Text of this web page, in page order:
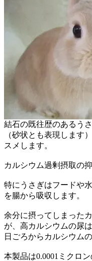
結石の既往歴のあるう
（砂状とも表現します
スメします。
カルシウム過剰摂取の
特にうさぎはフードや
を腸から吸収します。
余分に摂ってしまった
が、高カルシウムの尿
日ごろからカルシウム
本製品は0.0001ミクロ